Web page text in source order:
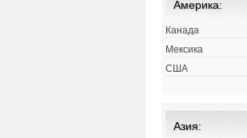
Америка:
Канада
Мексика
США
Азия: